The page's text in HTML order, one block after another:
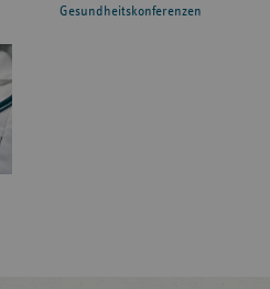
Gesundheitskonferenzen